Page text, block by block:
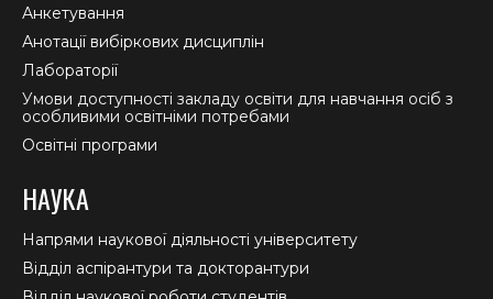
Анкетування
Анотації вибіркових дисциплін
Лабораторії
Умови доступності закладу освіти для навчання осіб з
особливими освітніми потребами
Освітні програми
НАУКА
Напрями наукової діяльності університету
Відділ аспірантури та докторантури